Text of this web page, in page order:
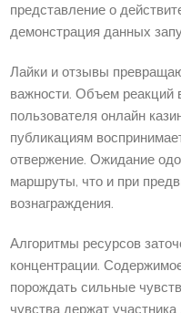
представление о
демонстрация данных
Лайки и отзывы
важности. Объем реакций
пользователя онлайн
публикациям
отвержение. Ожидание
маршруты, что и при
вознаграждения.
Алгоритмы ресурсов
концентрации.
порождать сильные